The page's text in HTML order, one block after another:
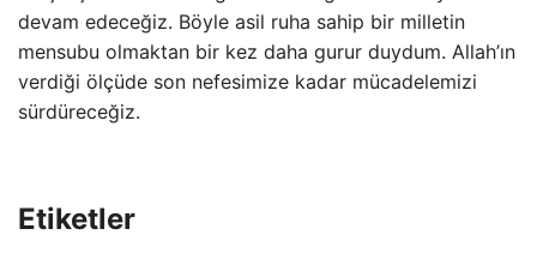
devam edeceğiz. Böyle asil ruha sahip bir milletin
mensubu olmaktan bir kez daha gurur duydum. Allah’ın
verdiği ölçüde son nefesimize kadar mücadelemizi
sürdüreceğiz.
Etiketler